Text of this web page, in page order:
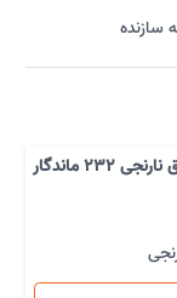
سازنده
رنگ روغنی نیم براق نارنجی 232 ماندگار